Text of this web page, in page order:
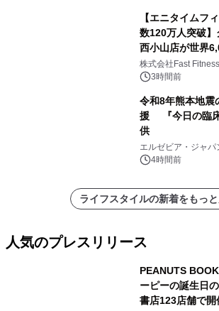
【エニタイムフ
数120万人突破
西小山店が世界
株式会社Fast
3時間前
令和8年熊本地震
援 『今日の臨
供
エルゼビア・ジャパ
4時間前
ライフスタイルの新着をもっ
人気のプレスリリース
PEANUTS
ーピーの誕生日
書店123店舗で開